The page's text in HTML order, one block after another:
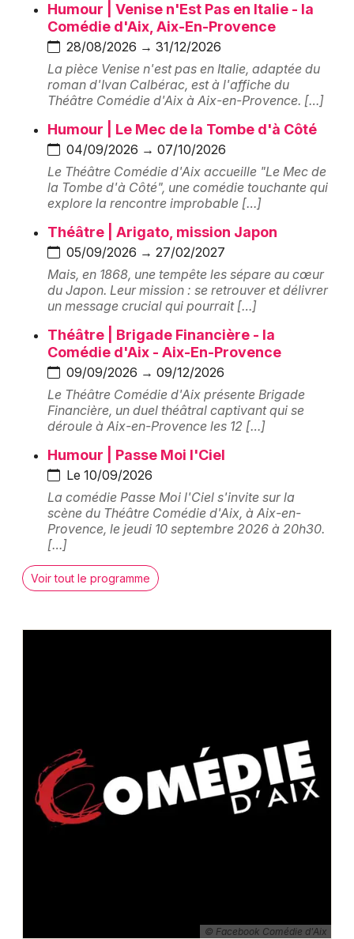
Salle de théâtre en Provence-Alpes-Côte-
d'Azur
Newsletter des sorties
Artistes en tournée
Actus à Marseille
Magazine à Marseille
13 - Bouches du Rhône
Choisir mes départements
Mon email
Humour | Venise n'Est Pas en Italie - la
Comédie d'Aix, Aix-En-Provence
28/08/2026 → 31/12/2026
La pièce Venise n'est pas en Italie, adaptée du
roman d'Ivan Calbérac, est à l'affiche du
Théâtre Comédie d'Aix à Aix-en-Provence. […]
Humour | Le Mec de la Tombe d'à Côté
04/09/2026 → 07/10/2026
Le Théâtre Comédie d'Aix accueille "Le Mec de
la Tombe d'à Côté", une comédie touchante qui
explore la rencontre improbable […]
Théâtre | Arigato, mission Japon
05/09/2026 → 27/02/2027
Mais, en 1868, une tempête les sépare au cœur
du Japon. Leur mission : se retrouver et délivrer
un message crucial qui pourrait […]
Théâtre | Brigade Financière - la
Comédie d'Aix - Aix-En-Provence
09/09/2026 → 09/12/2026
Le Théâtre Comédie d'Aix présente Brigade
Financière, un duel théâtral captivant qui se
déroule à Aix-en-Provence les 12 […]
Humour | Passe Moi l'Ciel
Le 10/09/2026
La comédie Passe Moi l'Ciel s'invite sur la
scène du Théâtre Comédie d'Aix, à Aix-en-
Provence, le jeudi 10 septembre 2026 à 20h30.
[…]
Voir tout le programme
© Facebook Comédie d'Aix